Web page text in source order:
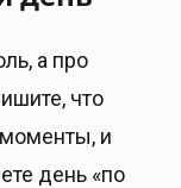
а про
что
и
день «по